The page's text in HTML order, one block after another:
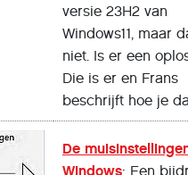
versie 23H2 van
Windows11, maar
niet. Is er een
Die is er en Frans
beschrijft hoe je
De
Windows: Een